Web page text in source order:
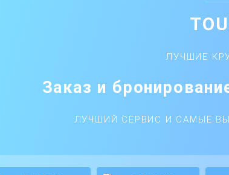
ЛУЧШИЕ
Заказ и
ЛУЧШИЙ СЕРВИС И САМЫЕ